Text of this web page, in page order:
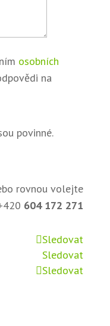
osobních
na
povinné.
rovnou volejte
604 172 271
Sledovat
Sledovat
Sledovat